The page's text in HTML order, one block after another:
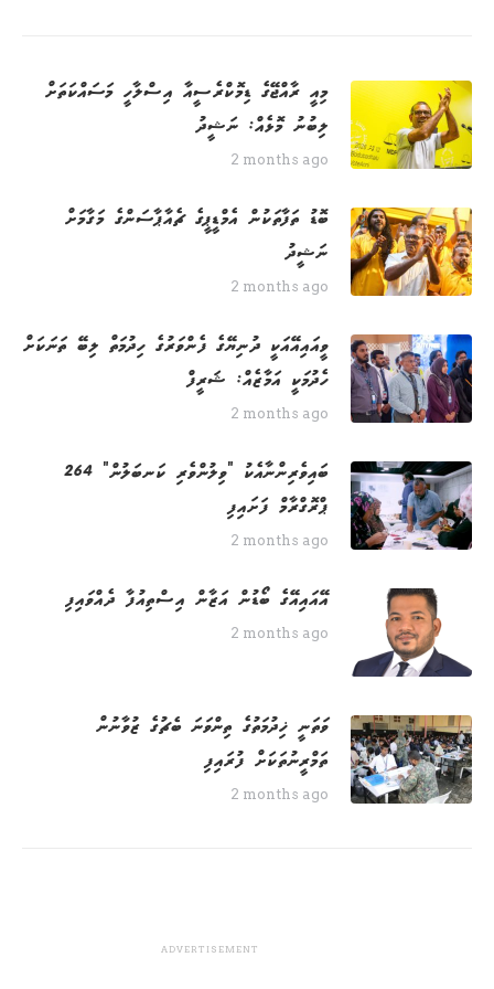
މިއީ ރާއްޖޭގެ ޑިމޮކްރެސީއާ އިސްލާހީ މަސައްކަތަށް
ލިބުނު މޮޅެއް: ނަޝީދު
2 months ago
ބޮޑު ތަފާތަކުން އެމްޑީޕީގެ ޗެއާޕާސަންގެ މަގާމަށް
ނަޝީދު
2 months ago
ވީއައިއޭއަކީ ދުނިޔޭގެ ފެންވަރުގެ ހިދުމަތް ލިބޭ ތަނަކަށް
ހެދުމަކީ އަމާޒެއް: ޝަރީފް
2 months ago
264 ބައިވެރިންނާއެކު "ވިލުންވެރި ކަނބަލުން"
ޕްރޮގްރާމް ފަށައިފި
2 months ago
އޭއައިއޭގެ ބޯޑުން އަޒާން އިސްތިއުފާ ދެއްވައިފި
2 months ago
ވަތަނީ ޚިދުމަތުގެ ތިންވަނަ ބެޗުގެ ޒުވާނުން
ތަމްރީނުތަކަށް ފުރައިފި
2 months ago